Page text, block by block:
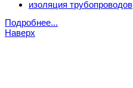
изоляция трубопроводов
Подробнее...
Наверх